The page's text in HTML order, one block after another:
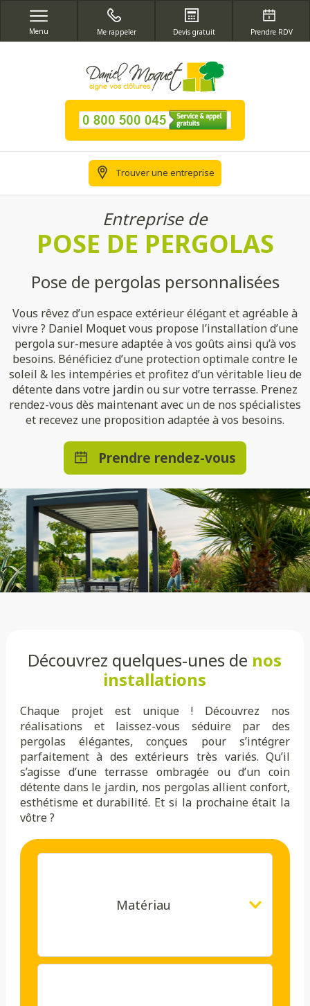
Menu Me rappeler Devis gratuit Prendre RDV
Trouver une entreprise
Entreprise de
POSE DE PERGOLAS
Pose de pergolas personnalisées
Vous rêvez d’un espace extérieur élégant et agréable à
vivre ? Daniel Moquet vous propose l’installation d’une
pergola sur-mesure adaptée à vos goûts ainsi qu’à vos
besoins. Bénéficiez d’une protection optimale contre le
soleil & les intempéries et profitez d’un véritable lieu de
détente dans votre jardin ou sur votre terrasse. Prenez
rendez-vous dès maintenant avec un de nos spécialistes
et recevez une proposition adaptée à vos besoins.
Prendre rendez-vous
Découvrez quelques-unes de nos
installations
Chaque projet est unique ! Découvrez nos
réalisations et laissez-vous séduire par des
pergolas élégantes, conçues pour s’intégrer
parfaitement à des extérieurs très variés. Qu’il
s’agisse d’une terrasse ombragée ou d’un coin
détente dans le jardin, nos pergolas allient confort,
esthétisme et durabilité. Et si la prochaine était la
vôtre ?
Matériau